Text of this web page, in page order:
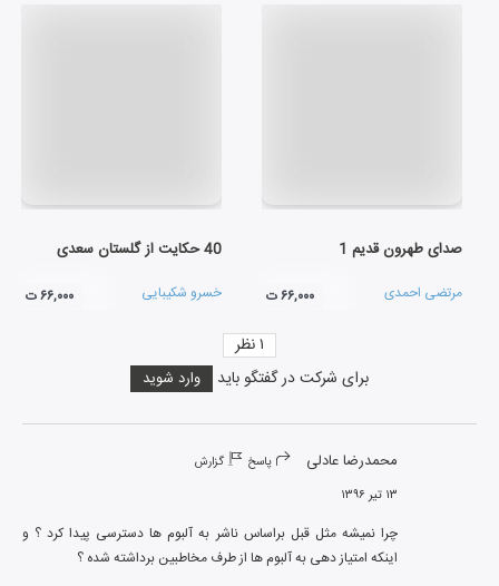
صدای طهرون قدیم 1
مرتضی احمدی ۶۶,۰۰۰ ت
40 حکایت از گلستان سعدی
خسرو شکیبایی ۶۶,۰۰۰ ت
برای شرکت در گفتگو باید وارد شوید
۱نظر
محمدرضا عادلی پاسخ گزارش
۱۳ تیر ۱۳۹۶
اینکه امتیاز دهی به آلبوم ها از طرف مخاطبین برداشته شده ؟